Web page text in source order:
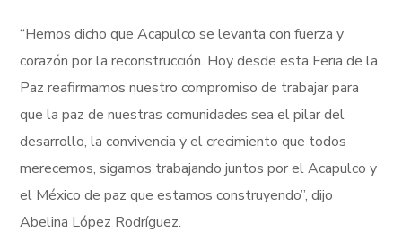
“Hemos dicho que Acapulco se levanta con fuerza y
corazón por la reconstrucción. Hoy desde esta Feria de la
Paz reafirmamos nuestro compromiso de trabajar para
que la paz de nuestras comunidades sea el pilar del
desarrollo, la convivencia y el crecimiento que todos
merecemos, sigamos trabajando juntos por el Acapulco y
el México de paz que estamos construyendo”, dijo
Abelina López Rodríguez.